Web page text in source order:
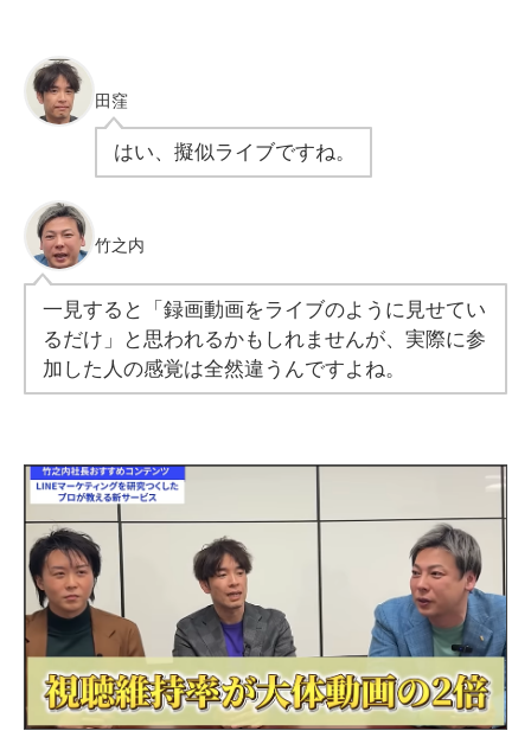
田窪
はい、擬似ライブですね。
竹之内
一見すると「録画動画をライブのように見せてい
るだけ」と思われるかもしれませんが、実際に参
加した人の感覚は全然違うんですよね。